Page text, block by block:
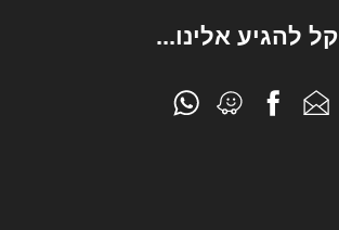
קל להגיע אלינו...